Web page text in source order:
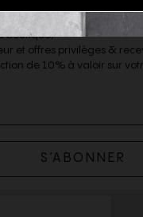
newsletter afin d'être
boutique,
et offres privilèges &
de 10% à valoir sur
S’ABONNER